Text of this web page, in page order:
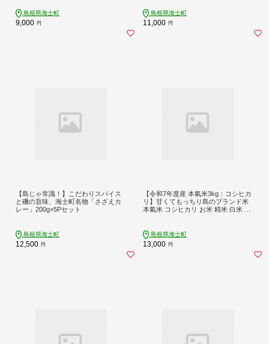
島根県海士町
9,000 円
島根県海士町
11,000 円
【島じゃ常識！】こだわりスパイス
と磯の旨味、海士町名物「さざえカ
レー」200g×5Pセット
島根県海士町
12,500 円
【令和7年度産 本氣米3kg：コシヒカ
リ】甘くてもっちり島のブランド米
本氣米 コシヒカリ お米 精米 白米 弁
島根県海士町
13,000 円